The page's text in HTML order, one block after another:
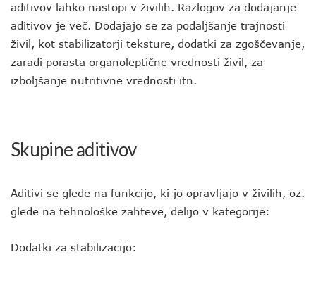
aditivov lahko nastopi v živilih. Razlogov za dodajanje
aditivov je več. Dodajajo se za podaljšanje trajnosti
živil, kot stabilizatorji teksture, dodatki za zgoščevanje,
zaradi porasta organoleptične vrednosti živil, za
izboljšanje nutritivne vrednosti itn.
Skupine aditivov
Aditivi se glede na funkcijo, ki jo opravljajo v živilih, oz.
glede na tehnološke zahteve, delijo v kategorije:
Dodatki za stabilizacijo: